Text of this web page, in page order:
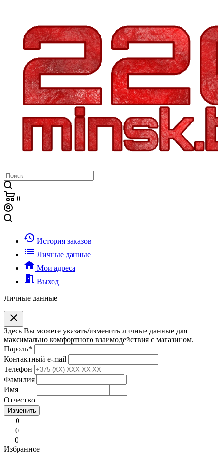
0
history История заказов
list Личные данные
home Мои адреса
meeting_room Выход
Личные данные
clear
Здесь Вы можете указать/изменить личные данные для
максимально комфортного взаимодействия с магазином.
Пароль*
Контактный e-mail
Телефон
Фамилия
Имя
Отчество
Изменить
0
0
0
Избранное